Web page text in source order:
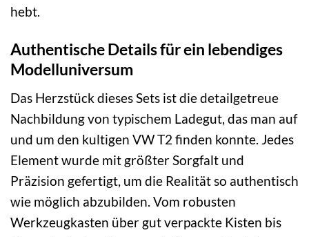
hebt.
Authentische Details für ein lebendiges
Modelluniversum
Das Herzstück dieses Sets ist die detailgetreue
Nachbildung von typischem Ladegut, das man auf
und um den kultigen VW T2 finden konnte. Jedes
Element wurde mit größter Sorgfalt und
Präzision gefertigt, um die Realität so authentisch
wie möglich abzubilden. Vom robusten
Werkzeugkasten über gut verpackte Kisten bis